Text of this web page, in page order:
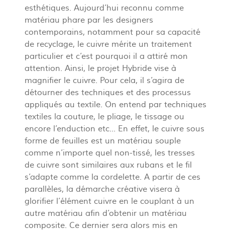
esthétiques. Aujourd’hui reconnu comme
matériau phare par les designers
contemporains, notamment pour sa capacité
de recyclage, le cuivre mérite un traitement
particulier et c’est pourquoi il a attiré mon
attention. Ainsi, le projet Hybride vise à
magnifier le cuivre. Pour cela, il s’agira de
détourner des techniques et des processus
appliqués au textile. On entend par techniques
textiles la couture, le pliage, le tissage ou
encore l’enduction etc... En effet, le cuivre sous
forme de feuilles est un matériau souple
comme n’importe quel non-tissé, les tresses
de cuivre sont similaires aux rubans et le fil
s’adapte comme la cordelette. A partir de ces
parallèles, la démarche créative visera à
glorifier l’élément cuivre en le couplant à un
autre matériau afin d’obtenir un matériau
composite. Ce dernier sera alors mis en